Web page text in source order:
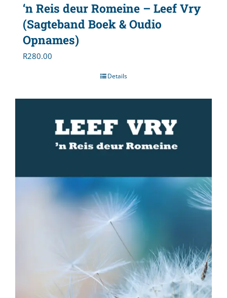
‘n Reis deur Romeine – Leef Vry
(Sagteband Boek & Oudio
Opnames)
R280.00
Details